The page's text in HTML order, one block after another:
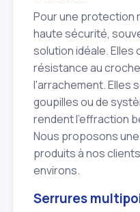
Pour une protection
haute sécurité,
solution idéale. Elles
résistance au
l'arrachement. Elles
goupilles ou de
rendent l'effraction
Nous proposons
produits à nos
environs.
Serrures